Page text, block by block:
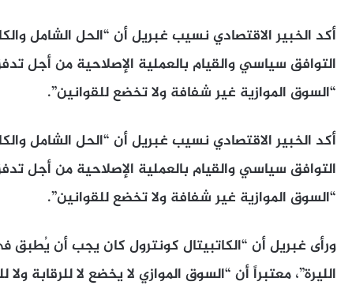
أكد الخبير الاقتصادي نسيب غبريل أن “الحل الشامل
التوافق سياسي والقيام بالعملية الإصلاحية من أجل
“السوق الموازية غير شفافة ولا تخضع للقوانين”.
أكد الخبير الاقتصادي نسيب غبريل أن “الحل الشامل
التوافق سياسي والقيام بالعملية الإصلاحية من أجل
“السوق الموازية غير شفافة ولا تخضع للقوانين”.
ورأى غبريل أن “الكاتبيتال كونترول كان يجب أن
الليرة”، معتبراً أن “السوق الموازي لا يخضع لا للرقابة ولا